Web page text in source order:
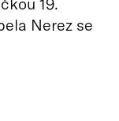
Nerez se